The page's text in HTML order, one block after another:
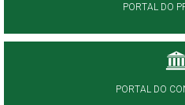
PORTAL DO
PORTAL DO